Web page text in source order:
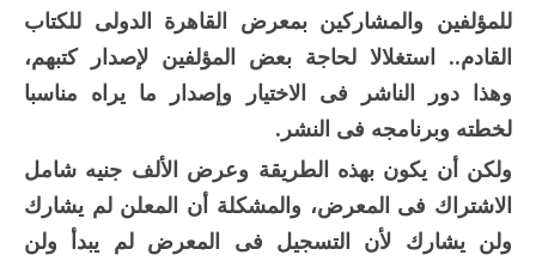
للمؤلفين والمشاركين بمعرض القاهرة الدولى للكتاب
القادم.. استغلالا لحاجة بعض المؤلفين لإصدار كتبهم،
وهذا دور الناشر فى الاختيار وإصدار ما يراه مناسبا
لخطته وبرنامجه فى النشر.
ولكن أن يكون بهذه الطريقة وعرض الألف جنيه شامل
الاشتراك فى المعرض، والمشكلة أن المعلن لم يشارك
ولن يشارك لأن التسجيل فى المعرض لم يبدأ ولن